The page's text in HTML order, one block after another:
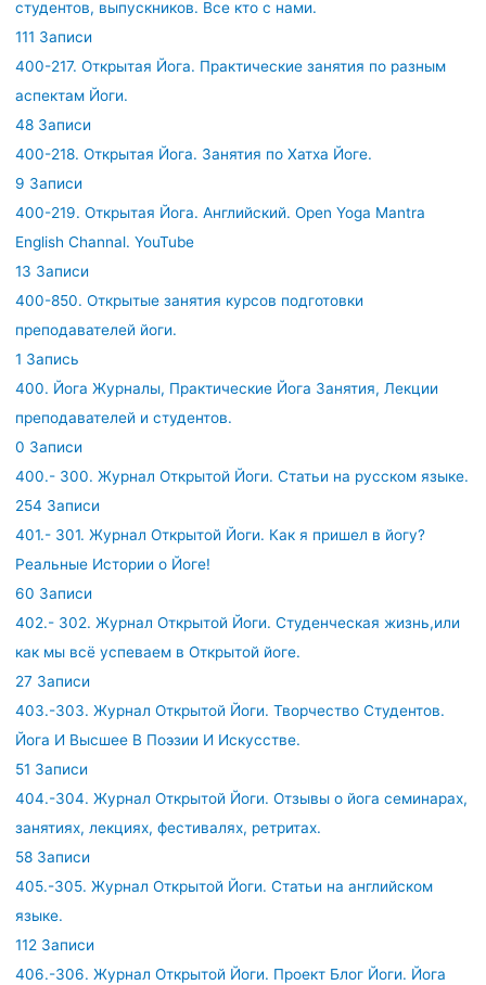
студентов, выпускников. Все кто с нами.
111 Записи
400-217. Открытая Йога. Практические занятия по разным
аспектам Йоги.
48 Записи
400-218. Открытая Йога. Занятия по Хатха Йоге.
9 Записи
400-219. Открытая Йога. Английский. Open Yoga Mantra
English Channal. YouTube
13 Записи
400-850. Открытые занятия курсов подготовки
преподавателей йоги.
1 Запись
400. Йога Журналы, Практические Йога Занятия, Лекции
преподавателей и студентов.
0 Записи
400.- 300. Журнал Открытой Йоги. Статьи на русском языке.
254 Записи
401.- 301. Журнал Открытой Йоги. Как я пришел в йогу?
Реальные Истории о Йоге!
60 Записи
402.- 302. Журнал Открытой Йоги. Студенческая жизнь,или
как мы всё успеваем в Открытой йоге.
27 Записи
403.-303. Журнал Открытой Йоги. Творчество Студентов.
Йога И Высшее В Поэзии И Искусстве.
51 Записи
404.-304. Журнал Открытой Йоги. Отзывы о йога семинарах,
занятиях, лекциях, фестивалях, ретритах.
58 Записи
405.-305. Журнал Открытой Йоги. Статьи на английском
языке.
112 Записи
406.-306. Журнал Открытой Йоги. Проект Блог Йоги. Йога